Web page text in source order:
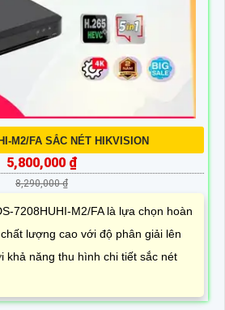
M2/FA SẮC NÉT HIKVISION
5,800,000 ₫
8,290,000 ₫
7208HUHI-M2/FA là lựa chọn hoàn
lượng cao với độ phân giải lên
khả năng thu hình chi tiết sắc nét